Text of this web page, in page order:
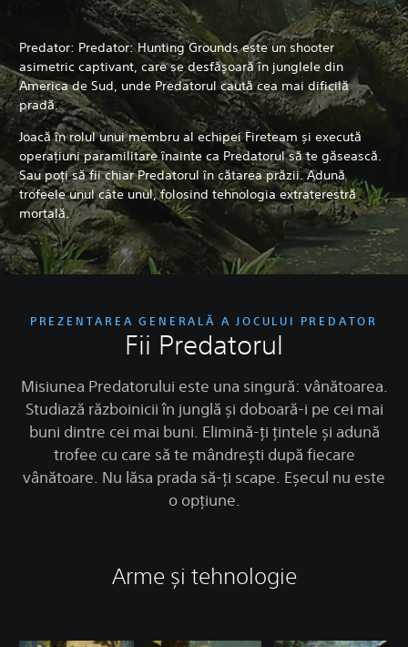
Predator: Predator: Hunting Grounds este un shooter
asimetric captivant, care se desfășoară în junglele din
America de Sud, unde Predatorul caută cea mai dificilă
pradă.
Joacă în rolul unui membru al echipei Fireteam și execută
operațiuni paramilitare înainte ca Predatorul să te găsească.
Sau poți să fii chiar Predatorul în cătarea prăzii. Adună
trofeele unul câte unul, folosind tehnologia extraterestră
mortală.
PREZENTAREA GENERALĂ A JOCULUI PREDATOR
Fii Predatorul
Misiunea Predatorului este una singură: vânătoarea.
Studiază războinicii în junglă și doboară-i pe cei mai
buni dintre cei mai buni. Elimină-ți țintele și adună
trofee cu care să te mândrești după fiecare
vânătoare. Nu lăsa prada să-ți scape. Eșecul nu este
o opțiune.
Arme și tehnologie